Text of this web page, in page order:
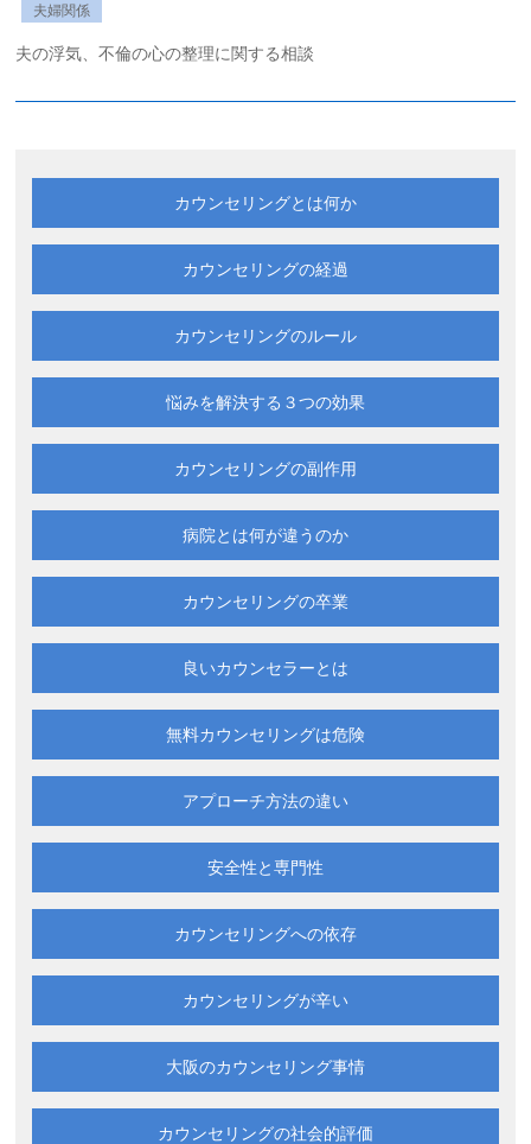
夫婦関係
夫の浮気、不倫の心の整理に関する相談
カウンセリングとは何か
カウンセリングの経過
カウンセリングのルール
悩みを解決する ３つの効果
カウンセリングの副作用
病院とは何が違うのか
カウンセリングの卒業
良いカウンセラーとは
無料カウンセリングは危険
アプローチ方法の違い
安全性と専門性
カウンセリングへの依存
カウンセリングが辛い
大阪のカウンセリング事情
カウンセリングの社会的評価